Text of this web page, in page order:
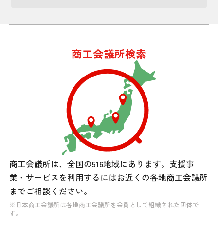
商工会議所検索
商工会議所は、全国の516地域にあります。 支援事
業・サービスを利用するにはお近くの各地商工会議所
までご相談ください。
※日本商工会議所は各地商工会議所を会員として組織された団体で
す。